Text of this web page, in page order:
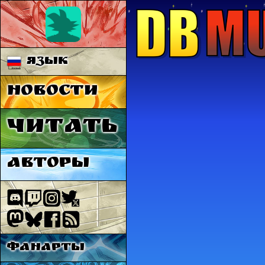
Язык
Новости
Читать
Авторы
Фанарты